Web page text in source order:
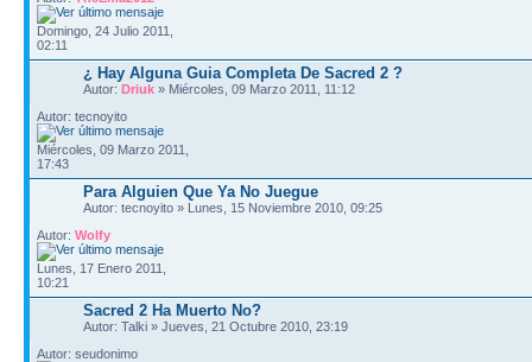
Domingo, 24 Julio 2011,
02:11
¿ Hay Alguna Guia Completa De Sacred 2 ?
Autor: Driuk » Miércoles, 09 Marzo 2011, 11:12
Autor: tecnoyito
Miércoles, 09 Marzo 2011,
17:43
Para Alguien Que Ya No Juegue
Autor: tecnoyito » Lunes, 15 Noviembre 2010, 09:25
Autor: Wolfy
Lunes, 17 Enero 2011,
10:21
Sacred 2 Ha Muerto No?
Autor: Talki » Jueves, 21 Octubre 2010, 23:19
Autor: seudonimo